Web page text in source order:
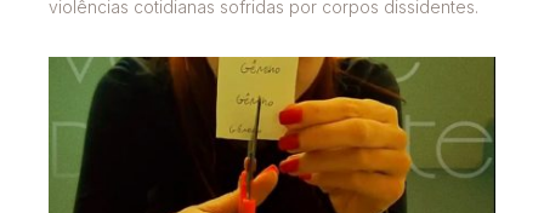
violências cotidianas sofridas por corpos dissidentes.